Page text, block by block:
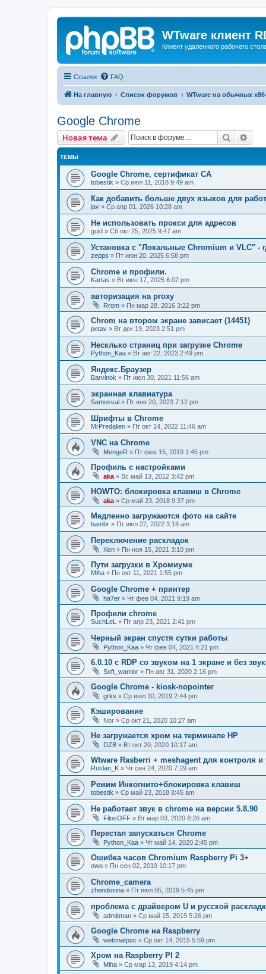
WTware клиент
Клиент удаленного рабочего
Ссылки FAQ
На главную Список форумов WTware на обычных
Google Chrome
Новая тема Поиск
ТЕМЫ
Google Chrome, сертификат CA
tobestik » Ср июл 11, 2018 9:49 am
Как добавить больше двух языков для
jav » Ср апр 01, 2026 10:28 am
Не использовать прокси для адресов
guid » Сб окт 25, 2025 9:47 am
Установка с "Локальные Chromium и VLC" -
zepps » Пт июн 20, 2025 6:58 pm
Chrome и профили.
Kartas » Вт июн 17, 2025 6:02 pm
авторизация на proxy
Rrom » Пн мар 28, 2016 3:22 pm
Chrom на втором экране зависает (14451)
petav » Вт дек 19, 2023 2:51 pm
Несклько страниц при загрузке Chrome
Python_Kaa » Вт авг 22, 2023 2:49 pm
Яндекс.Браузер
Barvinok » Пт июл 30, 2021 11:56 am
экранная клавиатура
Samosval » Пт янв 20, 2023 7:12 pm
Шрифты в Chrome
MrPredalien » Пт окт 14, 2022 11:46 am
VNC на Chrome
MengeR » Пт фев 15, 2019 1:45 pm
Профиль с настройками
aka » Вс май 13, 2012 3:42 pm
HOWTO: блокировка клавиш в Chrome
aka » Ср май 23, 2018 9:37 pm
Медленно загружаются фото на сайте
bambr » Пт июл 22, 2022 3:18 am
Переключение раскладок
Xen » Пн ноя 15, 2021 3:10 pm
Пути загрузки в Хромиуме
Miha » Пн окт 11, 2021 1:55 pm
Google Chrome + принтер
ha7er » Чт фев 04, 2021 9:19 am
Профили chrome
SuchLeL » Пт апр 23, 2021 2:41 pm
Черный экран спустя сутки работы
Python_Kaa » Чт фев 04, 2021 4:21 pm
6.0.10 с RDP со звуком на 1 экране и без
Soft_warrior » Пн авг 31, 2020 2:16 pm
Google Chrome - kiosk-nopointer
grks » Ср июл 10, 2019 2:44 pm
Кэширование
Nor » Ср окт 21, 2020 10:27 am
Не загружается хром на терминале HP
DZB » Вт окт 20, 2020 10:17 am
Wtware Rasberri + meshagent для контроля и
Ruslan_K » Чт сен 24, 2020 7:29 am
Режим Инкогнито+блокировка клавиш
tobestik » Ср май 23, 2018 8:45 am
Не работает звук в chrome на версии 5.8.90
FilosOFF » Вт мар 03, 2020 8:26 am
Перестал запускаться Chrome
Python_Kaa » Чт май 14, 2020 2:45 pm
Ошибка часов Chromium Raspberry Pi 3+
owo » Пн сен 02, 2019 10:17 pm
Chrome_camera
zhendosina » Пт июл 05, 2019 5:45 pm
проблема с драйвером U и русской
admitman » Ср май 15, 2019 5:26 pm
Google Chrome на Raspberry
webmatpoc » Ср окт 14, 2015 5:59 pm
Хром на Raspberry PI 2
Miha » Ср мар 13, 2019 4:14 pm